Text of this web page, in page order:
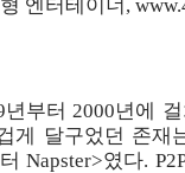
엔터테이너,
년부터 2000년에
게 달구었던 존재
Napster>였다.